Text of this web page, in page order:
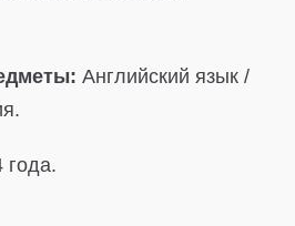
Английский язык /
года.